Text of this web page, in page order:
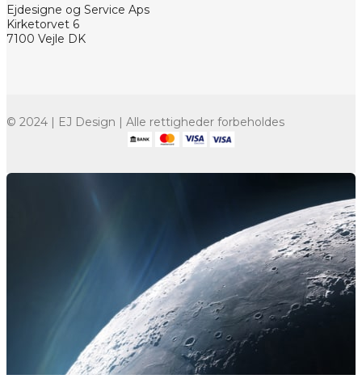
Ejdesigne og Service Aps
Kirketorvet 6
7100 Vejle DK
© 2024 | EJ Design | Alle rettigheder forbeholdes